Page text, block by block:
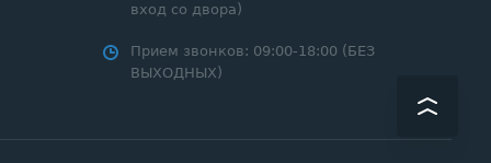
вход со двора)
Прием звонков: 09:00-18:00 (БЕЗ
ВЫХОДНЫХ)